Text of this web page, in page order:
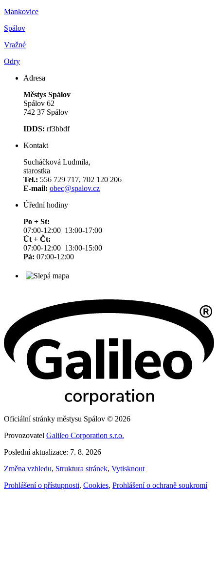
Mankovice
Spálov
Vražné
Odry
Adresa
Městys Spálov
Spálov 62
742 37 Spálov
IDDS: rf3bbdf
Kontakt
Sucháčková Ludmila,
starostka
Tel.: 556 729 717, 702 120 206
E-mail: obec@spalov.cz
Úřední hodiny
Po + St:
07:00-12:00 13:00-17:00
Út + Čt:
07:00-12:00 13:00-15:00
Pá: 07:00-12:00
Oficiální stránky městysu Spálov © 2026
Provozovatel Galileo Corporation s.r.o.
Poslední aktualizace: 7. 8. 2026
Změna vzhledu, Struktura stránek, Vytisknout
Prohlášení o přístupnosti, Cookies, Prohlášení o ochraně soukromí